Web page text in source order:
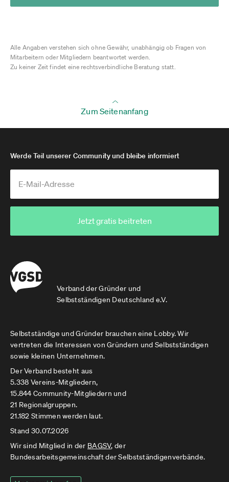
Alle Angaben verstehen sich ohne Gewähr, unabhängig ob Fragen von
Mitarbeitern oder Mitgliedern beantwortet werden.
Zu keiner Zeit findet eine rechtsverbindliche Beratung statt.
Zum Seitenanfang
Verband der Gründer und
Selbstständigen Deutschland e.V.
Werde Teil unserer Community und bleibe informiert
Jetzt gratis beitreten
Selbstständige und Gründer brauchen eine Lobby. Wir
vertreten die Interessen von Gründern und Selbstständigen
sowie kleinen Unternehmen.
Der Verband besteht aus
5.338 Vereins-Mitgliedern,
15.844 Community-Mitgliedern und
21 Regionalgruppen.
21.182 Stimmen werden laut.
Stand 30.07.2026
Wir sind Mitglied in der BAGSV, der
Bundesarbeitsgemeinschaft der Selbstständigenverbände.